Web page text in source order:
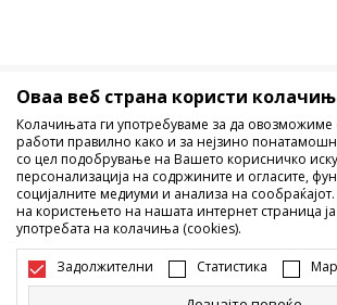
Македонија Промена
Не е дозволено превземање или користење
интернет страните на Sport Vision, делумно
однесува на логоа, трговски марки,
Оваа веб страна користи
Колачињата ги употребуваме за да овозможиме
работи правилно како и за нејзино
со цел подобрување на Вашето корисничко
персонализација на содржините и огласите,
социјалните медиуми и анализа на
на користењето на нашата интернет страница
употребата на колачиња (cookies).
Задолжителни Статистика